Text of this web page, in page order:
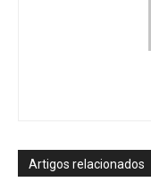
Artigos relacionados